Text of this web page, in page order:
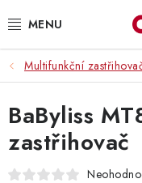
na
OSOBNÍ PÉČE
POTRAVINY
HRAČKY 🧸
Multifunkční
BaByliss
zastřihovač